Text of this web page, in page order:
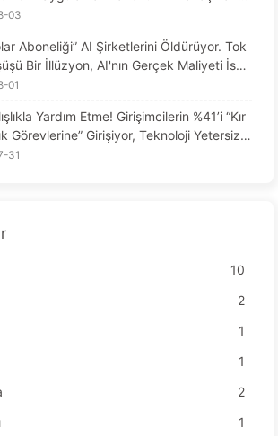
166
03
Aboneliği” AI Şirketlerini Öldürüyor. Tok
Bir İllüzyon, AI'nın Gerçek Maliyeti İse
— AI164'ü Yavaşça Öğrenin
01
Yardım Etme! Girişimcilerin %41’i “Kır
Görevlerine” Girişiyor, Teknoloji Yetersiz,
Daha Çok Acı Çekiyor — Yavaş Yavaş
31
10
2
1
1
2
1